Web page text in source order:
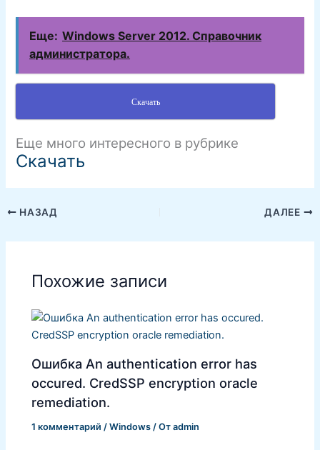
Еще: Windows Server 2012. Справочник
администратора.
Скачать
Еще много интересного в рубрике
Скачать
НАЗАД ДАЛЕЕ
Похожие записи
Ошибка An authentication error has
occured. CredSSP encryption oracle
remediation.
1 комментарий /Windows / Отadmin